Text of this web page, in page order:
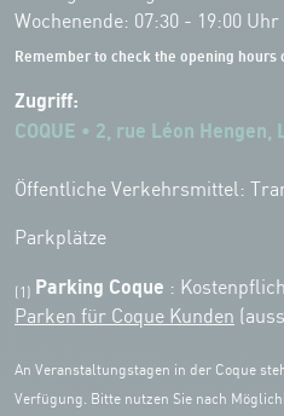
Wochenende: 07:30 - 19:00 Uhr
Remember to check the opening hours
Zugriff:
COQUE • 2, rue Léon
Öffentliche Verkehrsmittel:
Parkplätze
(1) Parking Coque :
Parken für Coque Kunden
An Veranstaltungstagen in der Coque
Verfügung. Bitte nutzen Sie nach